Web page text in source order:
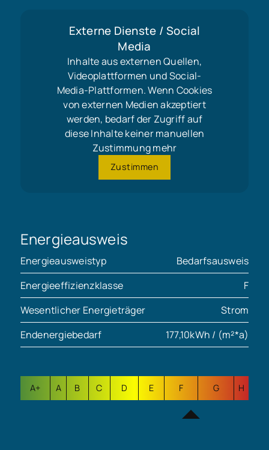
Externe Dienste / Social
Media
Inhalte aus externen Quellen,
Videoplattformen und Social-
Media-Plattformen. Wenn Cookies
von externen Medien akzeptiert
werden, bedarf der Zugriff auf
diese Inhalte keiner manuellen
Zustimmung mehr
Zustimmen
Energieausweis
Energieausweistyp
Bedarfsausweis
Energieeffizienzklasse
F
Wesentlicher Energieträger
Strom
Endenergiebedarf
177,10kWh / (m²*a)
A+ A B C D E F G H